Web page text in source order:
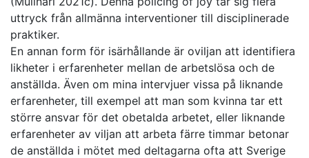
uttryck från allmänna interventioner till disciplinerade
praktiker.
En annan form för isärhållande är oviljan att identifiera
likheter i erfarenheter mellan de arbetslösa och de
anställda. Även om mina intervjuer vissa på liknande
erfarenheter, till exempel att man som kvinna tar ett
större ansvar för det obetalda arbetet, eller liknande
erfarenheter av viljan att arbeta färre timmar betonar
de anställda i mötet med deltagarna ofta att Sverige